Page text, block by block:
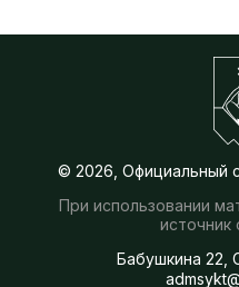
© 2026, Официальный
При использовании
источник
Бабушкина 22,